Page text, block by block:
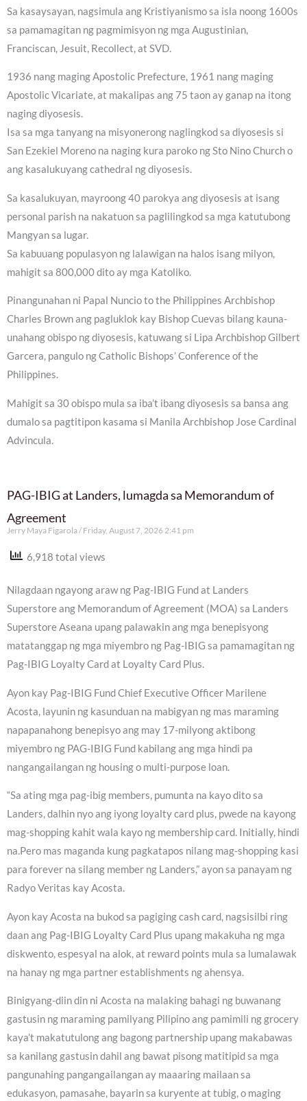
Sa kasaysayan, nagsimula ang Kristiyanismo sa isla noong 1600s
sa pamamagitan ng pagmimisyon ng mga Augustinian,
Franciscan, Jesuit, Recollect, at SVD.
1936 nang maging Apostolic Prefecture, 1961 nang maging
Apostolic Vicariate, at makalipas ang 75 taon ay ganap na itong
naging diyosesis.
Isa sa mga tanyang na misyonerong naglingkod sa diyosesis si
San Ezekiel Moreno na naging kura paroko ng Sto Nino Church o
ang kasalukuyang cathedral ng diyosesis.
Sa kasalukuyan, mayroong 40 parokya ang diyosesis at isang
personal parish na nakatuon sa paglilingkod sa mga katutubong
Mangyan sa lugar.
Sa kabuuang populasyon ng lalawigan na halos isang milyon,
mahigit sa 800,000 dito ay mga Katoliko.
Pinangunahan ni Papal Nuncio to the Philippines Archbishop
Charles Brown ang pagluklok kay Bishop Cuevas bilang kauna-
unahang obispo ng diyosesis, katuwang si Lipa Archbishop Gilbert
Garcera, pangulo ng Catholic Bishops’ Conference of the
Philippines.
Mahigit sa 30 obispo mula sa iba’t ibang diyosesis sa bansa ang
dumalo sa pagtitipon kasama si Manila Archbishop Jose Cardinal
Advincula.
PAG-IBIG at Landers, lumagda sa Memorandum of
Agreement
Jerry Maya Figarola Friday, August 7, 2026 2:41 pm
6,918 total views
Nilagdaan ngayong araw ng Pag-IBIG Fund at Landers
Superstore ang Memorandum of Agreement (MOA) sa Landers
Superstore Aseana upang palawakin ang mga benepisyong
matatanggap ng mga miyembro ng Pag-IBIG sa pamamagitan ng
Pag-IBIG Loyalty Card at Loyalty Card Plus.
Ayon kay Pag-IBIG Fund Chief Executive Officer Marilene
Acosta, layunin ng kasunduan na mabigyan ng mas maraming
napapanahong benepisyo ang may 17-milyong aktibong
miyembro ng PAG-IBIG Fund kabilang ang mga hindi pa
nangangailangan ng housing o multi-purpose loan.
“Sa ating mga pag-ibig members, pumunta na kayo dito sa
Landers, dalhin nyo ang iyong loyalty card plus, pwede na kayong
mag-shopping kahit wala kayo ng membership card. Initially, hindi
na.Pero mas maganda kung pagkatapos nilang mag-shopping kasi
para forever na silang member ng Landers,” ayon sa panayam ng
Radyo Veritas kay Acosta.
Ayon kay Acosta na bukod sa pagiging cash card, nagsisilbi ring
daan ang Pag-IBIG Loyalty Card Plus upang makakuha ng mga
diskwento, espesyal na alok, at reward points mula sa lumalawak
na hanay ng mga partner establishments ng ahensya.
Binigyang-diin din ni Acosta na malaking bahagi ng buwanang
gastusin ng maraming pamilyang Pilipino ang pamimili ng grocery
kaya’t makatutulong ang bagong partnership upang makabawas
sa kanilang gastusin dahil ang bawat pisong matitipid sa mga
pangunahing pangangailangan ay maaaring mailaan sa
edukasyon, pamasahe, bayarin sa kuryente at tubig, o maging